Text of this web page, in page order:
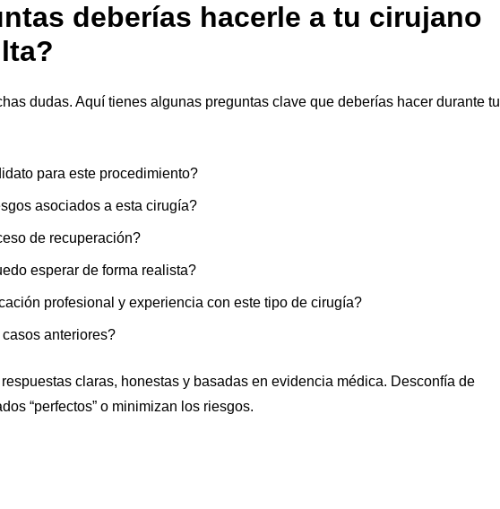
deberías hacerle a tu cirujano
dudas. Aquí tienes algunas preguntas clave que deberías hacer durante tu
para este procedimiento?
asociados a esta cirugía?
de recuperación?
esperar de forma realista?
profesional y experiencia con este tipo de cirugía?
anteriores?
claras, honestas y basadas en evidencia médica. Desconfía de
“perfectos” o minimizan los riesgos.